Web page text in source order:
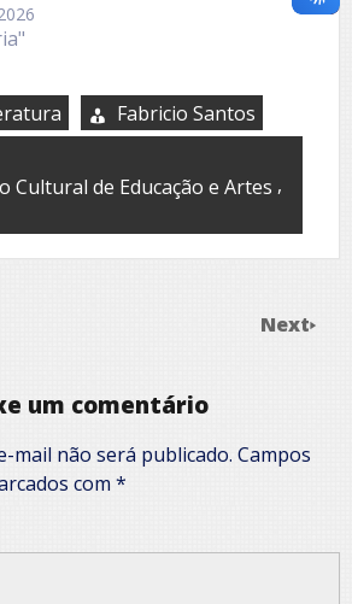
Fabricio Santos
Cultural de Educação e Artes ,
Next
um comentário
mail não será publicado. Campos
com *